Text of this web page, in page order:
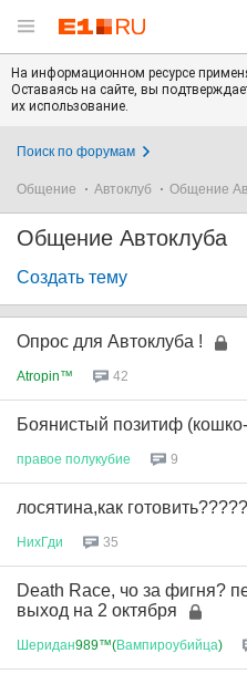
На информационном ресурсе
Оставаясь на сайте, вы
их использование.
Поиск по форумам
Общение Автоклуб Общение
Общение Автоклуба
Создать тему
Опрос для Автоклуба !
Atropin™ 42
Боянистый позитиф
правое полукубие 9
лосятина,как готовить?????
НихГди 35
Death Race, чо за фигня?
выход на 2 октября
Шеридан989™(Вампироубийца)